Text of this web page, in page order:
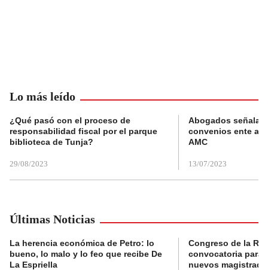
Lo más leído
¿Qué pasó con el proceso de
responsabilidad fiscal por el parque
biblioteca de Tunja?
29/08/2023
Abogados
convenios ente
AMC
13/07/2023
Últimas Noticias
La herencia económica de Petro: lo
bueno, lo malo y lo feo que recibe De
La Espriella
Congreso de la
convocatoria para
nuevos